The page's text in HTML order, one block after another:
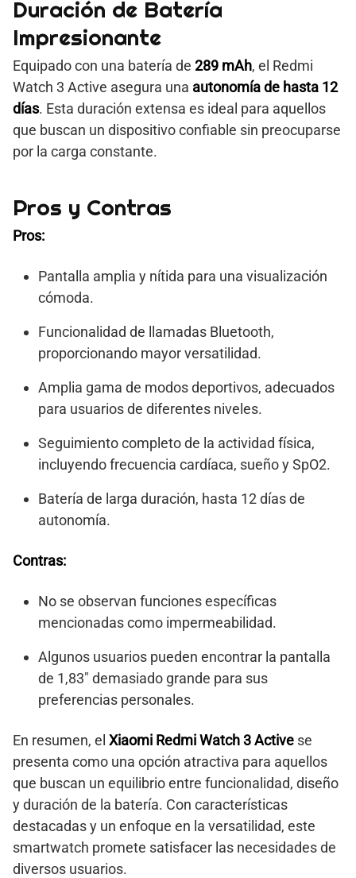
Duración de Batería
Impresionante
Equipado con una batería de 289 mAh, el Redmi
Watch 3 Active asegura una autonomía de hasta 12
días. Esta duración extensa es ideal para aquellos
que buscan un dispositivo confiable sin preocuparse
por la carga constante.
Pros y Contras
Pros:
Pantalla amplia y nítida para una visualización
cómoda.
Funcionalidad de llamadas Bluetooth,
proporcionando mayor versatilidad.
Amplia gama de modos deportivos, adecuados
para usuarios de diferentes niveles.
Seguimiento completo de la actividad física,
incluyendo frecuencia cardíaca, sueño y SpO2.
Batería de larga duración, hasta 12 días de
autonomía.
Contras:
No se observan funciones específicas
mencionadas como impermeabilidad.
Algunos usuarios pueden encontrar la pantalla
de 1,83″ demasiado grande para sus
preferencias personales.
En resumen, el Xiaomi Redmi Watch 3 Active se
presenta como una opción atractiva para aquellos
que buscan un equilibrio entre funcionalidad, diseño
y duración de la batería. Con características
destacadas y un enfoque en la versatilidad, este
smartwatch promete satisfacer las necesidades de
diversos usuarios.